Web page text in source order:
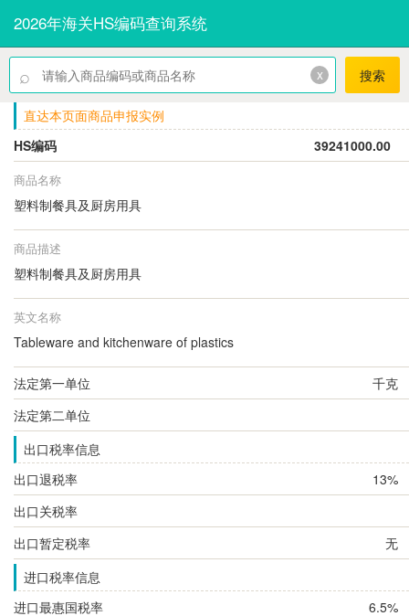
2026年海关HS编码查询系统
⌕ x 搜索
直达本页面商品申报实例
HS编码
39241000.00
商品名称
塑料制餐具及厨房用具
商品描述
塑料制餐具及厨房用具
英文名称
Tableware and kitchenware of plastics
法定第一单位
千克
法定第二单位
出口税率信息
出口退税率
13%
出口关税率
出口暂定税率
无
进口税率信息
进口最惠国税率
6.5%